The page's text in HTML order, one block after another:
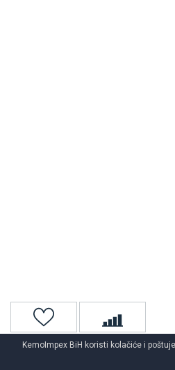
KemoImpex BiH koristi kolačiće i